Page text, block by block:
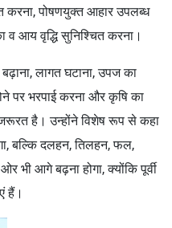
करना, पोषणयुक्त आहार उपलब्ध
व आय वृद्धि सुनिश्चित करना।
लागत घटाना, उपज का
पर भरपाई करना और कृषि का
है। उन्होंने विशेष रूप से कहा
बल्कि दलहन, तिलहन, फल,
आगे बढ़ना होगा, क्योंकि पूर्वी
हैं।